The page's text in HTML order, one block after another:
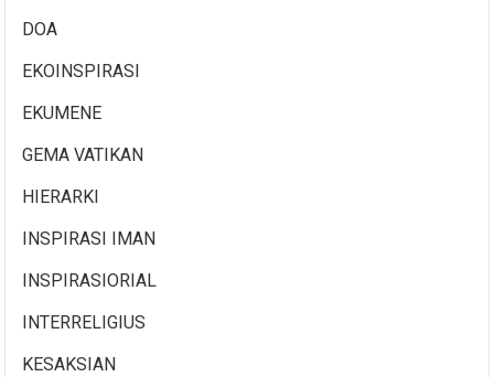
DOA
EKOINSPIRASI
EKUMENE
GEMA VATIKAN
HIERARKI
INSPIRASI IMAN
INSPIRASIORIAL
INTERRELIGIUS
KESAKSIAN